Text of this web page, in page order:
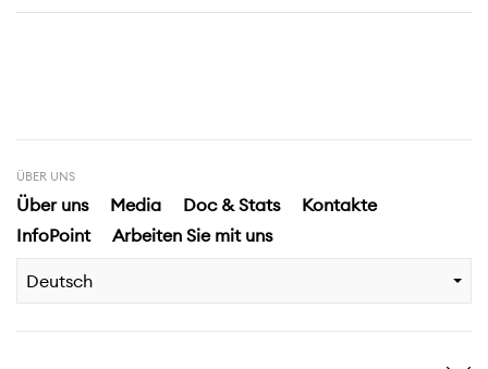
ÜBER UNS
Über uns Media Doc & Stats
Kontakte
InfoPoint
Arbeiten Sie mit uns
Deutsch